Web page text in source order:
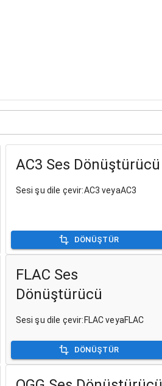
AC3 Ses Dönüştürücü
Sesi şu dile çevir:AC3 veyaAC3
DÖNÜŞTÜR
FLAC Ses
Dönüştürücü
Sesi şu dile çevir:FLAC veyaFLAC
DÖNÜŞTÜR